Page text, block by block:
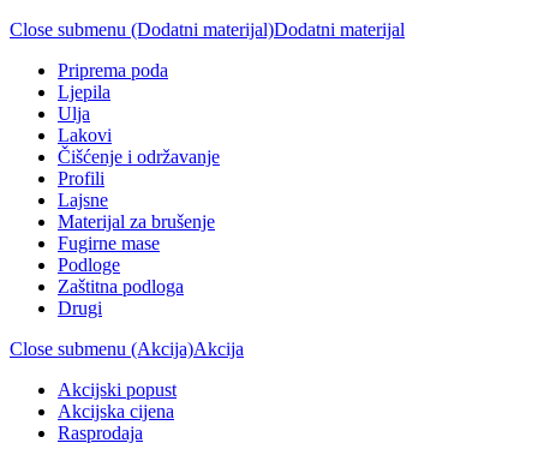
Close submenu (Dodatni materijal)Dodatni materijal
Priprema poda
Ljepila
Ulja
Lakovi
Čišćenje i održavanje
Profili
Lajsne
Materijal za brušenje
Fugirne mase
Podloge
Zaštitna podloga
Drugi
Close submenu (Akcija)Akcija
Akcijski popust
Akcijska cijena
Rasprodaja